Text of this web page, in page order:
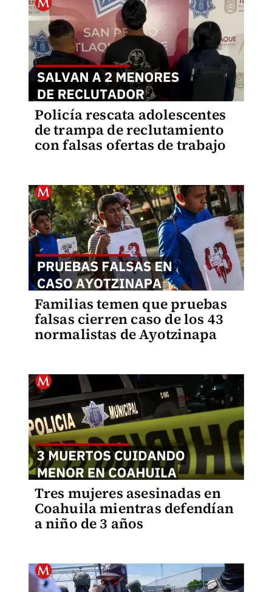
Policía rescata adolescentes
de trampa de reclutamiento
con falsas ofertas de trabajo
Familias temen que pruebas
falsas cierren caso de los 43
normalistas de Ayotzinapa
Tres mujeres asesinadas en
Coahuila mientras defendían
a niño de 3 años